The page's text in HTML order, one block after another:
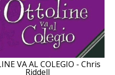
VA AL COLEGIO - Chris
Riddell